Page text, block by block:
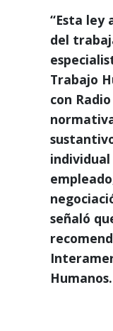
“Esta ley
del
Trabajo
con
señaló
Humanos.